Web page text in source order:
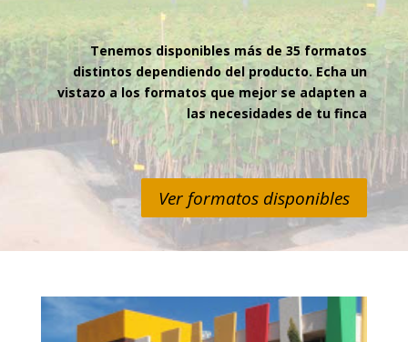
Tenemos disponibles más de 35 formatos
distintos dependiendo del producto. Echa un
vistazo a los formatos que mejor se adapten a
las necesidades de tu finca
Ver formatos disponibles